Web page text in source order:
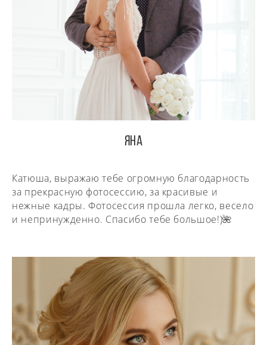
Яна
Катюша, выражаю тебе огромную благодарность
за прекрасную фотосессию, за красивые и
нежные кадры. Фотосессия прошла легко, весело
и непринужденно. Спасибо тебе большое!)🌺